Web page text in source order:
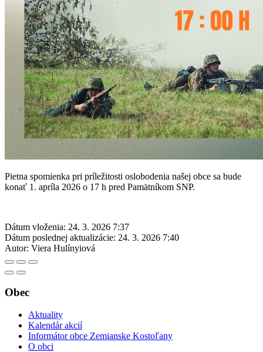
Pietna spomienka pri príležitosti oslobodenia našej obce sa bude
konať 1. apríla 2026 o 17 h pred Pamätníkom SNP.
Dátum vloženia: 24. 3. 2026 7:37
Dátum poslednej aktualizácie: 24. 3. 2026 7:40
Autor: Viera Hulínyiová
Obec
Aktuality
Kalendár akcií
Informátor obce Zemianske Kostoľany
O obci